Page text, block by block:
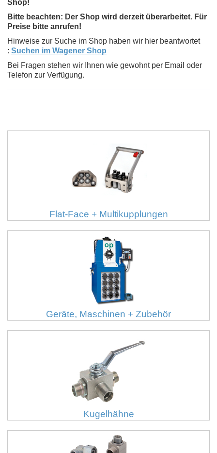
Shop!
Bitte beachten: Der Shop wird derzeit überarbeitet. Für
Preise bitte anrufen!
Hinweise zur Suche im Shop haben wir hier beantwortet
: Suchen im Wagener Shop
Bei Fragen stehen wir Ihnen wie gewohnt per Email oder
Telefon zur Verfügung.
Flat-Face + Multikupplungen
Geräte, Maschinen + Zubehör
Kugelhähne